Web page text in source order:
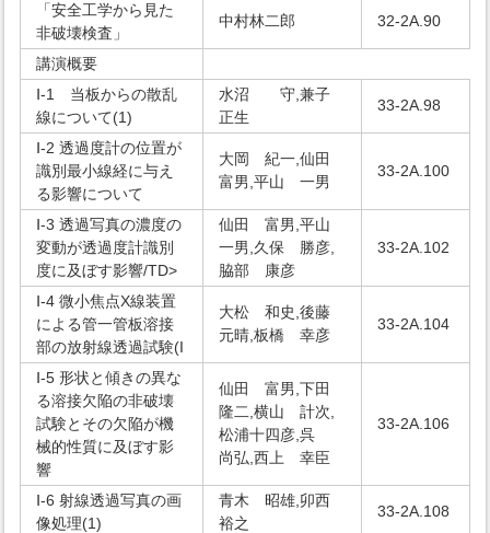
「安全工学から見た
非破壊検査」
中村林二郎 32-2A.90
講演概要
Ⅰ-1 当板からの散乱
線について(1)
水沼 守,兼子
正生
33-2A.98
Ⅰ-2 透過度計の位置が
識別最小線経に与え
る影響について
大岡 紀一,仙田
富男,平山 一男
33-2A.100
Ⅰ-3 透過写真の濃度の
変動が透過度計識別
度に及ぼす影響/TD>
仙田 富男,平山
一男,久保 勝彦,
脇部 康彦
33-2A.102
Ⅰ-4 微小焦点X線装置
による管一管板溶接
部の放射線透過試験(I
大松 和史,後藤
元晴,板橋 幸彦
33-2A.104
Ⅰ-5 形状と傾きの異な
る溶接欠陥の非破壊
試験とその欠陥が機
械的性質に及ぼす影
響
仙田 富男,下田
隆二,横山 計次,
松浦十四彦,呉
尚弘,西上 幸臣
33-2A.106
Ⅰ-6 射線透過写真の画
像処理(1)
青木 昭雄,卯西
裕之
33-2A.108